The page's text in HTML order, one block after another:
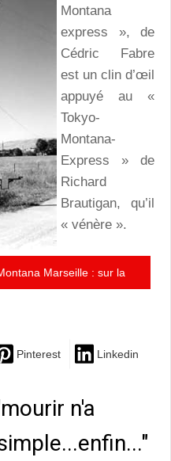
Montana
express », de
Cédric Fabre
est un clin d’œil
appuyé au «
Tokyo-
Montana-
Express » de
Richard
Brautigan, qu’il
« vénère ».
Marseille : sur la
Pinterest Linkedin
n'a